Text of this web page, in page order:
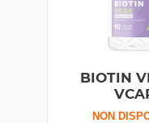
BIOTIN
NON